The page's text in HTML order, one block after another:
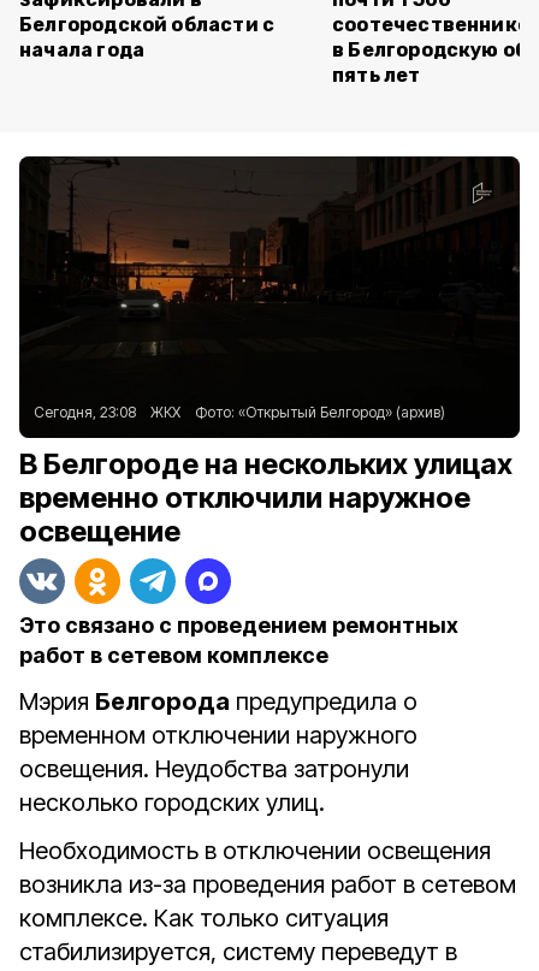
Белгородской области с
начала года
в Белгородскую
пять лет
Сегодня, 23:08 ЖКХ Фото: «Открытый Белгород» (архив)
В Белгороде на нескольких улицах
временно отключили наружное
освещение
Это связано с проведением ремонтных
работ в сетевом комплексе
Мэрия Белгорода предупредила о
временном отключении наружного
освещения. Неудобства затронули
несколько городских улиц.
Необходимость в отключении освещения
возникла из-за проведения работ в сетевом
комплексе. Как только ситуация
стабилизируется, систему переведут в